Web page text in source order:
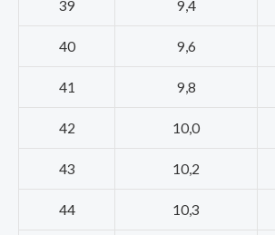
39 9,4
40 9,6
41 9,8
42 10,0
43 10,2
44 10,3